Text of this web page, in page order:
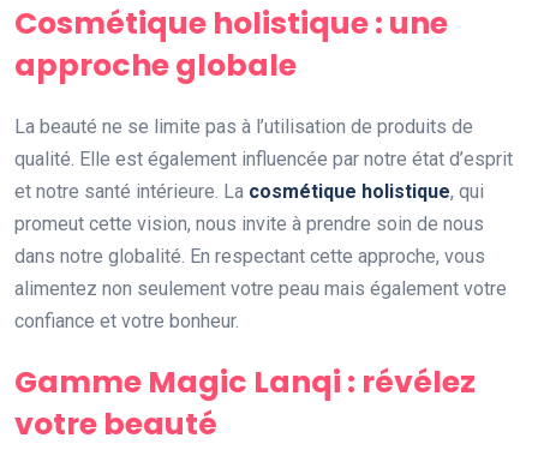
Cosmétique holistique : une
approche globale
La beauté ne se limite pas à l’utilisation de produits de
qualité. Elle est également influencée par notre état d’esprit
et notre santé intérieure. La cosmétique holistique, qui
promeut cette vision, nous invite à prendre soin de nous
dans notre globalité. En respectant cette approche, vous
alimentez non seulement votre peau mais également votre
confiance et votre bonheur.
Gamme Magic Lanqi : révélez
votre beauté